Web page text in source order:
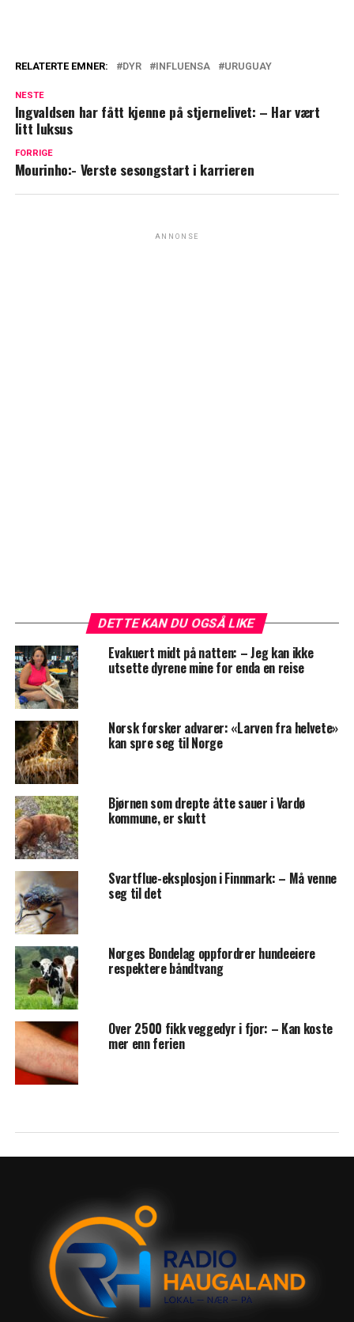
RELATERTE EMNER: DYR INFLUENSA URUGUAY
NESTE
Ingvaldsen har fått kjenne på stjernelivet: – Har vært
litt luksus
FORRIGE
Mourinho:- Verste sesongstart i karrieren
ANNONSE
DETTE KAN DU OGSÅ LIKE
Evakuert midt på natten: – Jeg kan ikke
utsette dyrene mine for enda en reise
Norsk forsker advarer: «Larven fra helvete»
kan spre seg til Norge
Bjørnen som drepte åtte sauer i Vardø
kommune, er skutt
Svartflue-eksplosjon i Finnmark: – Må venne
seg til det
Norges Bondelag oppfordrer hundeeiere
respektere båndtvang
Over 2500 fikk veggedyr i fjor: – Kan koste
mer enn ferien